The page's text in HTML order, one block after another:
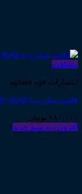
مشاهده
انتشارات قوه قضاییه
قانون مبارزه با
۱۸۰,۰۰۰ تومان
افزودن به سبد خرید